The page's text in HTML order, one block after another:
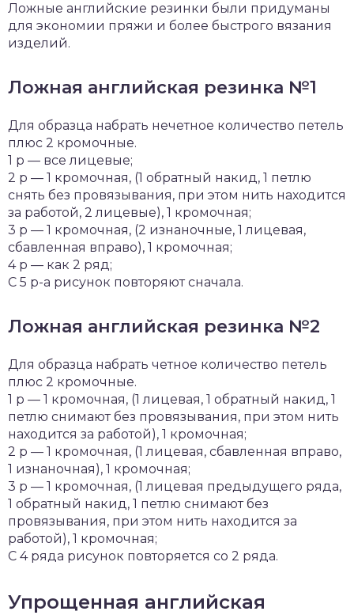
Ложные английские резинки были придуманы
для экономии пряжи и более быстрого вязания
изделий.
Ложная английская резинка №1
Для образца набрать нечетное количество петель
плюс 2 кромочные.
1 р — все лицевые;
2 р — 1 кромочная, (1 обратный накид, 1 петлю
снять без провязывания, при этом нить находится
за работой, 2 лицевые), 1 кромочная;
3 р — 1 кромочная, (2 изнаночные, 1 лицевая,
сбавленная вправо), 1 кромочная;
4 р — как 2 ряд;
С 5 р-а рисунок повторяют сначала.
Ложная английская резинка №2
Для образца набрать четное количество петель
плюс 2 кромочные.
1 р — 1 кромочная, (1 лицевая, 1 обратный накид, 1
петлю снимают без провязывания, при этом нить
находится за работой), 1 кромочная;
2 р — 1 кромочная, (1 лицевая, сбавленная вправо,
1 изнаночная), 1 кромочная;
3 р — 1 кромочная, (1 лицевая предыдущего ряда,
1 обратный накид, 1 петлю снимают без
провязывания, при этом нить находится за
работой), 1 кромочная;
С 4 ряда рисунок повторяется со 2 ряда.
Упрощенная английская